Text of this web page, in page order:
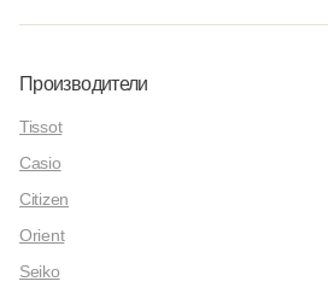
Производители
Tissot
Casio
Citizen
Orient
Seiko